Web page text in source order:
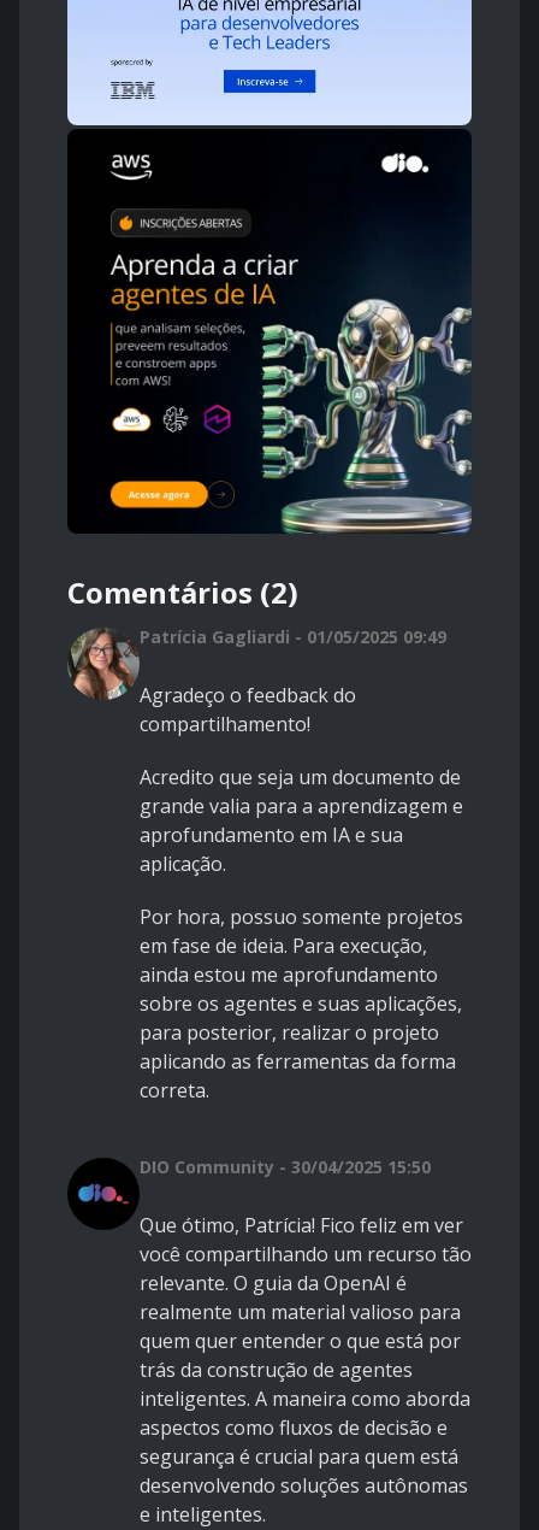
Comentários (2)
Patrícia Gagliardi - 01/05/2025 09:49
Agradeço o feedback do
compartilhamento!
Acredito que seja um documento de
grande valia para a aprendizagem e
aprofundamento em IA e sua
aplicação.
Por hora, possuo somente projetos
em fase de ideia. Para execução,
ainda estou me aprofundamento
sobre os agentes e suas aplicações,
para posterior, realizar o projeto
aplicando as ferramentas da forma
correta.
DIO Community - 30/04/2025 15:50
Que ótimo, Patrícia! Fico feliz em ver
você compartilhando um recurso tão
relevante. O guia da OpenAI é
realmente um material valioso para
quem quer entender o que está por
trás da construção de agentes
inteligentes. A maneira como aborda
aspectos como fluxos de decisão e
segurança é crucial para quem está
desenvolvendo soluções autônomas
e inteligentes.